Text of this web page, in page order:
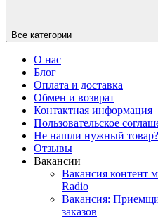
Все категории
О нас
Блог
Оплата и доставка
Обмен и возврат
Контактная информация
Пользовательское
Не нашли нужный товар?
Отзывы
Вакансии
Вакансия контент
Radio
Вакансия:
заказов